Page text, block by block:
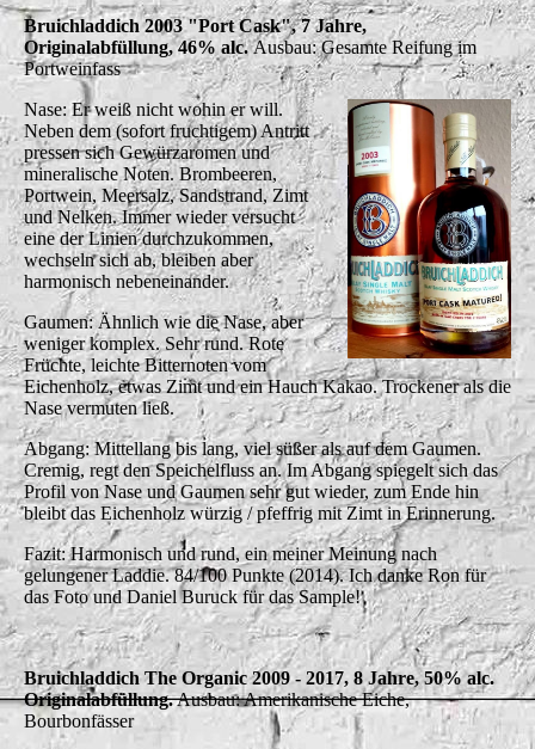
Bruichladdich 2003 "Port Cask", 7 Jahre,
Originalabfüllung, 46% alc.Ausbau: Gesamte Reifung im
Portweinfass
Nase: Er weiß nicht wohin er will.
Neben dem (sofort fruchtigem) Antritt
pressen sich Gewürzaromen und
mineralische Noten. Brombeeren,
Portwein, Meersalz, Sandstrand, Zimt
und Nelken. Immer wieder versucht
eine der Linien durchzukommen,
wechseln sich ab, bleiben aber
harmonisch nebeneinander.
Gaumen: Ähnlich wie die Nase, aber
weniger komplex. Sehr rund. Rote
Früchte, leichte Bitternoten vom
Eichenholz, etwas Zimt und ein Hauch Kakao. Trockener als die
Nase vermuten ließ.
Abgang: Mittellang bis lang, viel süßer als auf dem Gaumen.
Cremig, regt den Speichelfluss an. Im Abgang spiegelt sich das
Profil von Nase und Gaumen sehr gut wieder, zum Ende hin
bleibt das Eichenholz würzig / pfeffrig mit Zimt in Erinnerung.
Fazit: Harmonisch und rund, ein meiner Meinung nach
gelungener Laddie. 84/100 Punkte (2014). Ich danke Ron für
das Foto und Daniel Buruck für das Sample!
Bruichladdich The Organic 2009 - 2017, 8 Jahre, 50% alc.
Originalabfüllung.Ausbau: Amerikanische Eiche,
Bourbonfässer